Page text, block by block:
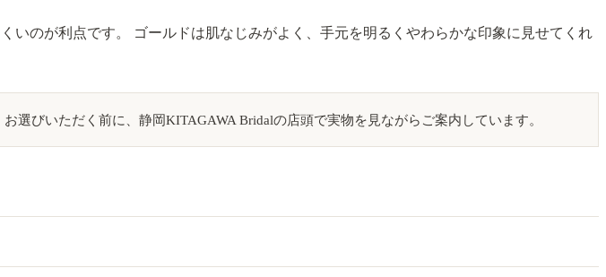
のが利点です。 ゴールドは肌なじみがよく、手元を明るくやわらかな印象に見せてくれ
びいただく前に、静岡KITAGAWA Bridalの店頭で実物を見ながらご案内しています。